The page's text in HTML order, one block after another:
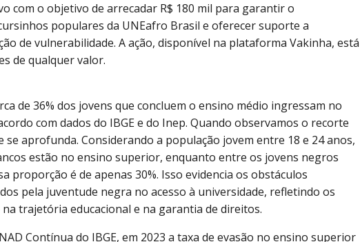
com o objetivo de arrecadar R$ 180 mil para garantir o
populares da UNEafro Brasil e oferecer suporte a
de vulnerabilidade. A ação, disponível na plataforma Vakinha, está
de qualquer valor.
de 36% dos jovens que concluem o ensino médio ingressam no
com dados do IBGE e do Inep. Quando observamos o recorte
se aprofunda. Considerando a população jovem entre 18 e 24 anos,
estão no ensino superior, enquanto entre os jovens negros
proporção é de apenas 30%. Isso evidencia os obstáculos
pela juventude negra no acesso à universidade, refletindo os
trajetória educacional e na garantia de direitos.
Contínua do IBGE, em 2023 a taxa de evasão no ensino superior